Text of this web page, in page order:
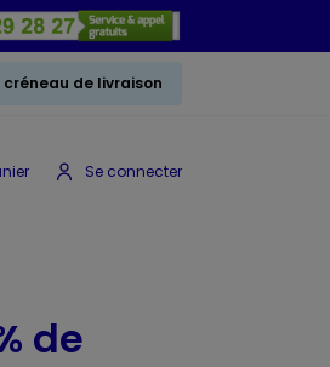
de livraison
Se connecter
de